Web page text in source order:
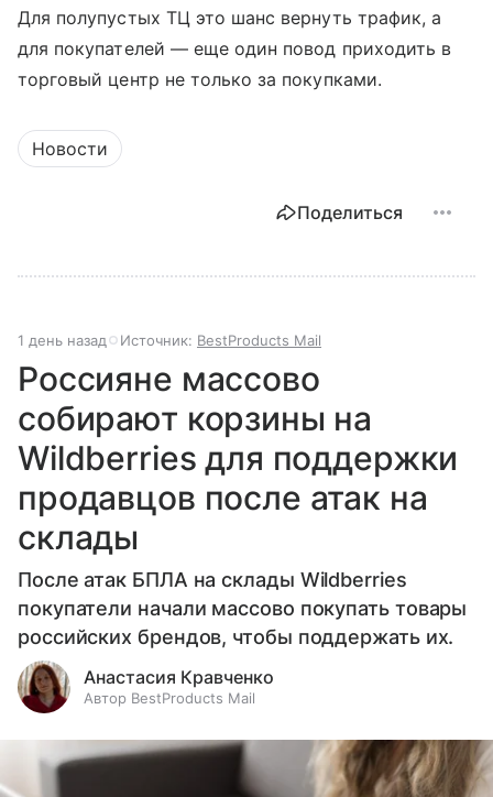
Для полупустых ТЦ это шанс вернуть трафик, а
для покупателей — еще один повод приходить в
торговый центр не только за покупками.
Новости
Поделиться
1 день назад Источник: BestProducts Mail
Россияне массово
собирают корзины на
Wildberries для поддержки
продавцов после атак на
склады
После атак БПЛА на склады Wildberries
покупатели начали массово покупать товары
российских брендов, чтобы поддержать их.
Анастасия Кравченко
Автор BestProducts Mail